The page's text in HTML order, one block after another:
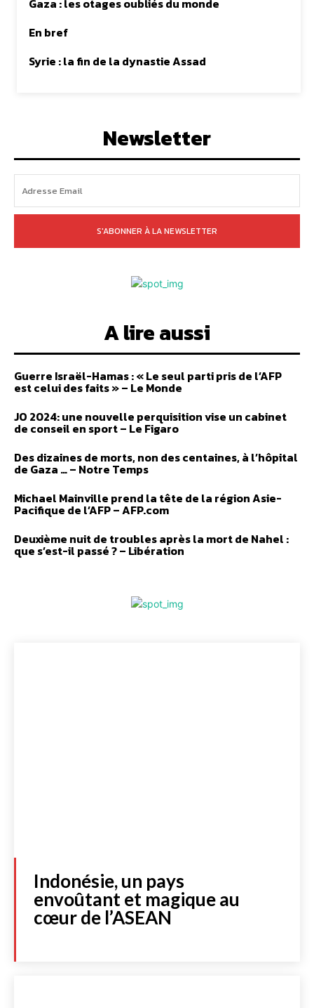
En bref
Syrie : la fin de la dynastie Assad
Newsletter
S'ABONNER À LA NEWSLETTER
A lire aussi
Guerre Israël-Hamas : « Le seul parti pris de l’AFP
est celui des faits » – Le Monde
JO 2024: une nouvelle perquisition vise un cabinet
de conseil en sport – Le Figaro
Des dizaines de morts, non des centaines, à l’hôpital
de Gaza … – Notre Temps
Michael Mainville prend la tête de la région Asie-
Pacifique de l’AFP – AFP.com
Deuxième nuit de troubles après la mort de Nahel :
que s’est-il passé ? – Libération
Indonésie, un pays
envoûtant et magique au
cœur de l’ASEAN